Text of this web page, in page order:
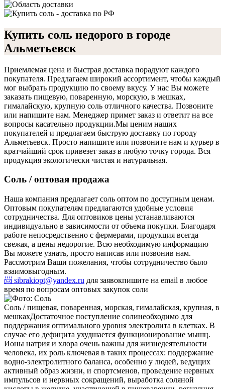
Купить соль недорого в городе
Альметьевск
Приемлемая цена и быстрая доставка порадуют каждого
покупателя. Предлагаем широкий ассортимент, чтобы каждый
мог выбрать продукцию по своему вкусу. У нас Вы можете
заказать пищевую, поваренную, морскую, в мешках,
гималайскую, крупную соль отличного качества. Позвоните
или напишите нам. Менеджер примет заказ и ответит на все
вопросы касательно продукции.Мы ценим наших
покупателей и предлагаем быструю доставку по городу
Альметьевск. Просто напишите или позвоните нам и курьер в
кратчайший срок привезет заказ в любую точку города. Вся
продукция экологически чистая и натуральная.
Соль / оптовая продажа
Наша компания предлагает соль оптом по доступным ценам.
Оптовым покупателям предлагаются удобные условия
сотрудничества. Для оптовиков цены устанавливаются
индивидуально в зависимости от объема покупки. Благодаря
работе непосредственно с фермерами, продукция всегда
свежая, а цены недорогие. Всю необходимую информацию
Вы можете узнать, просто написав или позвонив нам.
Рассмотрим Ваши пожелания, чтобы сотрудничество было
взаимовыгодным.
📨 sibrakiopt@yandex.ru для заявокпишите на email в любое
время по вопросам оптовых закупок соли
Соль / пищевая, поваренная, морская, гималайская, крупная, в
мешкахДостаточное поступление солинеобходимо для
поддержания оптимального уровня электролита в клетках. В
случае его дефицита ухудшается функционирование мышц.
Ионы натрия и хлора очень важны для жизнедеятельности
человека, их роль ключевая в таких процессах: поддержание
водно-электролитного баланса, особенно у людей, ведущих
активный образ жизни, и спортсменов, проведение нервных
импульсов и нервных сокращений, выработка соляной